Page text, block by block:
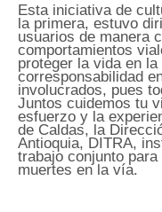
Esta iniciativa de
la primera, estuvo
usuarios de manera
comportamientos
proteger la vida en
corresponsabilidad
involucrados, pues
Juntos cuidemos tu
esfuerzo y la
de Caldas, la
Antioquia, DITRA,
trabajo conjunto
muertes en la vía.